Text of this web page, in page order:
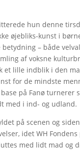
hun denne
øjebliks-kunst i
– både
af voksne
et lille indblik i den
for de mindste
på Fanø turnerer
med i ind- og udland.
på scenen og
idet WH
med lidt mad og